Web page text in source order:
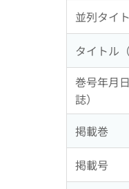
並列タイ
タイトル
巻号年月
誌）
掲載巻
掲載号